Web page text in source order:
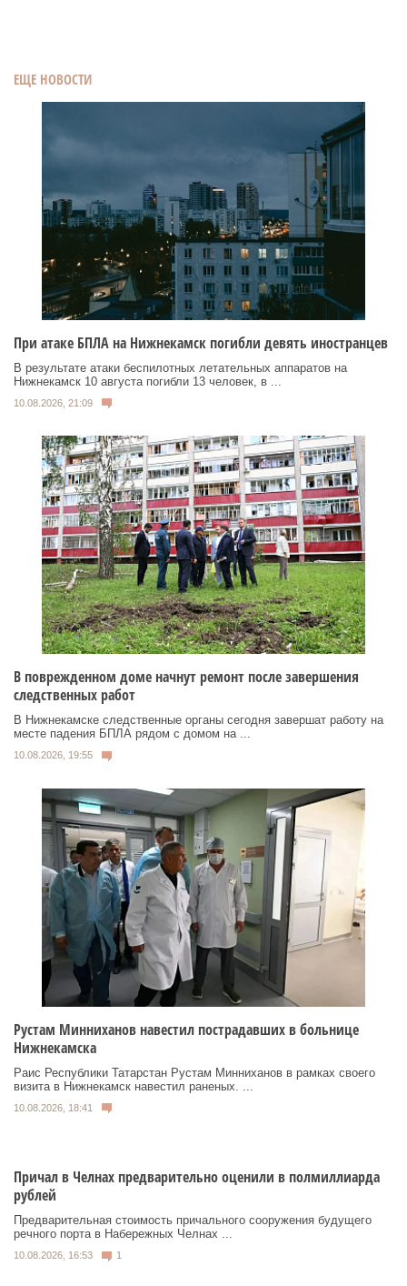
ЕЩЕ НОВОСТИ
При атаке БПЛА на Нижнекамск погибли девять иностранцев
В результате атаки беспилотных летательных аппаратов на
Нижнекамск 10 августа погибли 13 человек, в ...
10.08.2026, 21:09
В поврежденном доме начнут ремонт после завершения
следственных работ
В Нижнекамске следственные органы сегодня завершат работу на
месте падения БПЛА рядом с домом на ...
10.08.2026, 19:55
Рустам Минниханов навестил пострадавших в больнице
Нижнекамска
Раис Республики Татарстан Рустам Минниханов в рамках своего
визита в Нижнекамск навестил раненых. ...
10.08.2026, 18:41
Причал в Челнах предварительно оценили в полмиллиарда
рублей
Предварительная стоимость причального сооружения будущего
речного порта в Набережных Челнах ...
10.08.2026, 16:53 1